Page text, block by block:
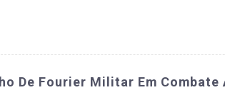
De Fourier Militar Em Combate